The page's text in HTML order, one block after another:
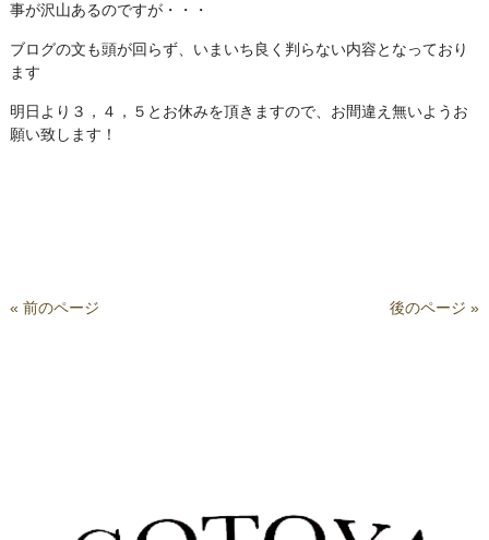
事が沢山あるのですが・・・
ブログの文も頭が回らず、いまいち良く判らない内容となっており
ます
明日より３，４，５とお休みを頂きますので、お間違え無いようお
願い致します！
« 前のページ 後のページ »